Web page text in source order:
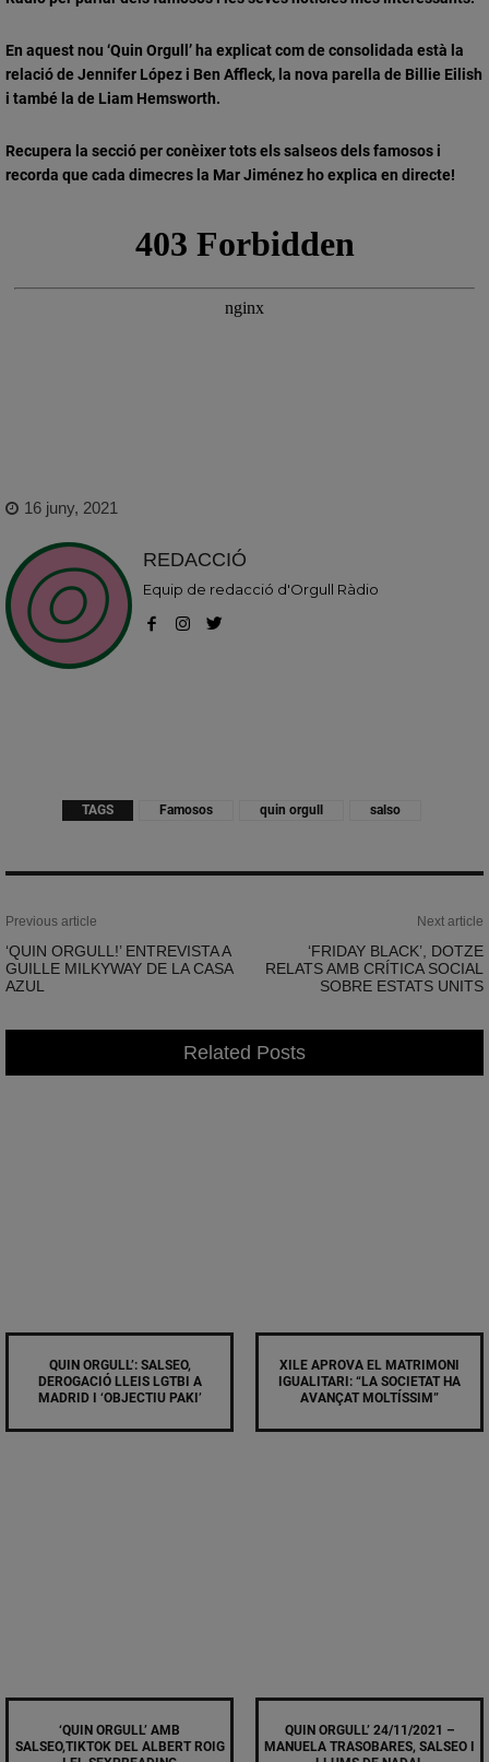
En aquest nou ‘Quin Orgull’ ha explicat com de consolidada està la
relació de Jennifer López i Ben Affleck, la nova parella de Billie Eilish
i també la de Liam Hemsworth.
Recupera la secció per conèixer tots els salseos dels famosos i
recorda que cada dimecres la Mar Jiménez ho explica en directe!
16 juny, 2021
REDACCIÓ
Equip de redacció d'Orgull Ràdio
TAGS Famosos quin orgull salso
Previous article
‘QUIN ORGULL!’ ENTREVISTA A
GUILLE MILKYWAY DE LA CASA
AZUL
Next article
‘FRIDAY BLACK’, DOTZE
RELATS AMB CRÍTICA SOCIAL
SOBRE ESTATS UNITS
Related Posts
QUIN ORGULL’: SALSEO,
DEROGACIÓ LLEIS LGTBI A
MADRID I ‘OBJECTIU PAKI’
XILE APROVA EL MATRIMONI
IGUALITARI: “LA SOCIETAT HA
AVANÇAT MOLTÍSSIM”
‘QUIN ORGULL’ AMB
SALSEO,TIKTOK DEL ALBERT ROIG
QUIN ORGULL’ 24/11/2021 –
MANUELA TRASOBARES, SALSEO I